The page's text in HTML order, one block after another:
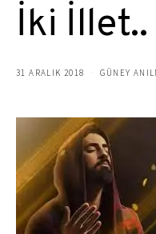
İki İllet..
31 ARALIK 2018 GÜNEY